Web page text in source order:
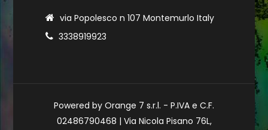
via Popolesco n 107 Montemurlo Italy
3338919923
Powered by Orange 7 s.r.l. - P.IVA e C.F.
02486790468 | Via Nicola Pisano 76L,